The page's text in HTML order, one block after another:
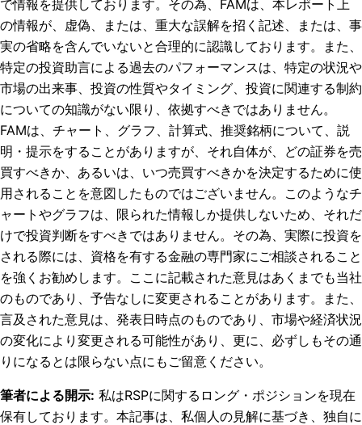
で情報を提供しております。その為、FAMは、本レポート上
の情報が、虚偽、または、重大な誤解を招く記述、または、事
実の省略を含んでいないと合理的に認識しております。また、
特定の投資助言による過去のパフォーマンスは、特定の状況や
市場の出来事、投資の性質やタイミング、投資に関連する制約
についての知識がない限り、依拠すべきではありません。
FAMは、チャート、グラフ、計算式、推奨銘柄について、説
明・提示をすることがありますが、それ自体が、どの証券を売
買すべきか、あるいは、いつ売買すべきかを決定するために使
用されることを意図したものではございません。このようなチ
ャートやグラフは、限られた情報しか提供しないため、それだ
けで投資判断をすべきではありません。その為、実際に投資を
される際には、資格を有する金融の専門家にご相談されること
を強くお勧めします。ここに記載された意見はあくまでも当社
のものであり、予告なしに変更されることがあります。また、
言及された意見は、発表日時点のものであり、市場や経済状況
の変化により変更される可能性があり、更に、必ずしもその通
りになるとは限らない点にもご留意ください。
筆者による開示: 私はRSPに関するロング・ポジションを現在
保有しております。 本記事は、私個人の見解に基づき、独自に